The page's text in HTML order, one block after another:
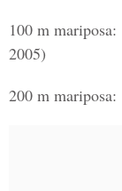
100 m
2005)
200 m